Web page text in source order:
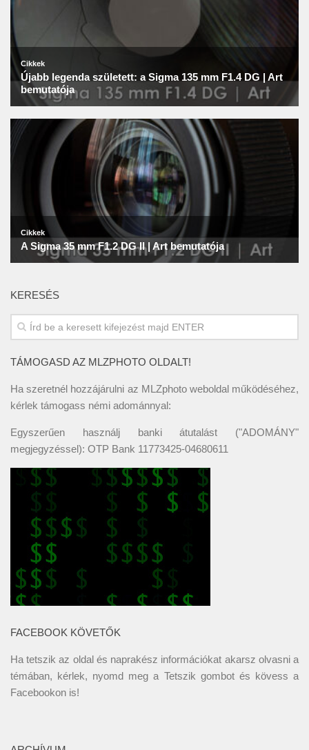
KERESÉS
TÁMOGASD AZ MLZPHOTO OLDALT!
Ha szeretnél hozzájárulni az MLZphoto weboldal működéséhez,
kérlek támogass némi adománnyal:
Egyszerűen használj banki átutalást ("ADOMÁNY"
megjegyzéssel): OTP Bank 11773425-04680611
FACEBOOK KÖVETŐK
Ha tetszik az oldal és naprakész információkat akarsz olvasni a
témában, kérlek, nyomd meg a Tetszik gombot és kövess a
Facebookon is!